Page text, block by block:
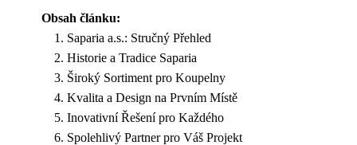
Obsah článku:
Saparia a.s.: Stručný Přehled
Historie a Tradice Saparia
Široký Sortiment pro Koupelny
Kvalita a Design na Prvním Místě
Inovativní Řešení pro Každého
Spolehlivý Partner pro Váš Projekt